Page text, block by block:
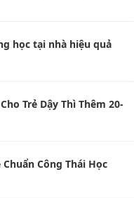
học tại nhà hiệu quả
Trẻ Dậy Thì Thêm 20-
Công Thái Học